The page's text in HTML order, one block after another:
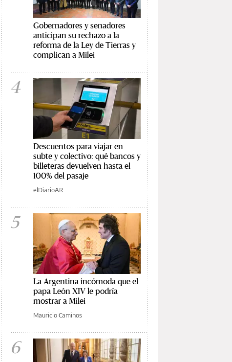
Gobernadores y senadores
anticipan su rechazo a la
reforma de la Ley de Tierras y
complican a Milei
4
Descuentos para viajar en
subte y colectivo: qué bancos y
billeteras devuelven hasta el
100% del pasaje
elDiarioAR
5
La Argentina incómoda que el
papa León XIV le podría
mostrar a Milei
Mauricio Caminos
6